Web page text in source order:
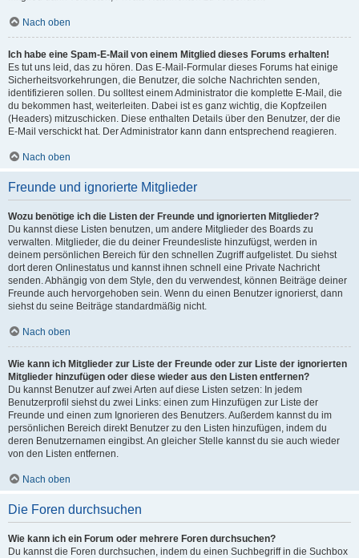
Nach oben
Ich habe eine Spam-E-Mail von einem Mitglied dieses Forums erhalten!
Es tut uns leid, das zu hören. Das E-Mail-Formular dieses Forums hat einige
Sicherheitsvorkehrungen, die Benutzer, die solche Nachrichten senden,
identifizieren sollen. Du solltest einem Administrator die komplette E-Mail, die
du bekommen hast, weiterleiten. Dabei ist es ganz wichtig, die Kopfzeilen
(Headers) mitzuschicken. Diese enthalten Details über den Benutzer, der die
E-Mail verschickt hat. Der Administrator kann dann entsprechend reagieren.
Nach oben
Freunde und ignorierte Mitglieder
Wozu benötige ich die Listen der Freunde und ignorierten Mitglieder?
Du kannst diese Listen benutzen, um andere Mitglieder des Boards zu
verwalten. Mitglieder, die du deiner Freundesliste hinzufügst, werden in
deinem persönlichen Bereich für den schnellen Zugriff aufgelistet. Du siehst
dort deren Onlinestatus und kannst ihnen schnell eine Private Nachricht
senden. Abhängig von dem Style, den du verwendest, können Beiträge deiner
Freunde auch hervorgehoben sein. Wenn du einen Benutzer ignorierst, dann
siehst du seine Beiträge standardmäßig nicht.
Nach oben
Wie kann ich Mitglieder zur Liste der Freunde oder zur Liste der ignorierten
Mitglieder hinzufügen oder diese wieder aus den Listen entfernen?
Du kannst Benutzer auf zwei Arten auf diese Listen setzen: In jedem
Benutzerprofil siehst du zwei Links: einen zum Hinzufügen zur Liste der
Freunde und einen zum Ignorieren des Benutzers. Außerdem kannst du im
persönlichen Bereich direkt Benutzer zu den Listen hinzufügen, indem du
deren Benutzernamen eingibst. An gleicher Stelle kannst du sie auch wieder
von den Listen entfernen.
Nach oben
Die Foren durchsuchen
Wie kann ich ein Forum oder mehrere Foren durchsuchen?
Du kannst die Foren durchsuchen, indem du einen Suchbegriff in die Suchbox